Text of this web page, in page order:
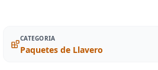
CATEGORIA
Paquetes de Llavero